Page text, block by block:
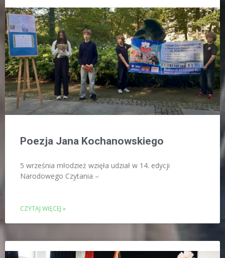
Poezja Jana Kochanowskiego
5 września młodzież wzięła udział w 14. edycji
Narodowego Czytania –
CZYTAJ WIĘCEJ »